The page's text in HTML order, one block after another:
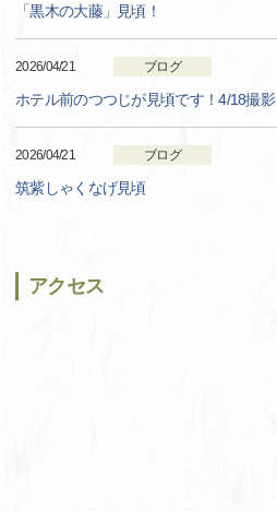
「黒木の大藤」見頃！
2026/04/21 ブログ
ホテル前のつつじが見頃です！4/18撮影
2026/04/21 ブログ
筑紫しゃくなげ見頃
アクセス